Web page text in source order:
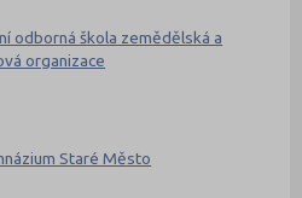
odborná škola zemědělská a
organizace
Staré Město